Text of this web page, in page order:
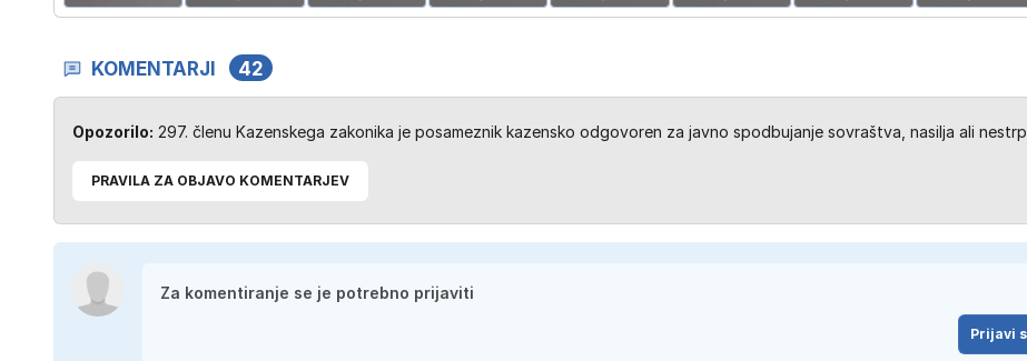
KOMENTARJI 42
Opozorilo: 297. členu Kazenskega zakonika je posameznik kazensko odgovoren za javno spodbujanje sovraštva, nasilja ali
PRAVILA ZA OBJAVO KOMENTARJEV
Prijavi